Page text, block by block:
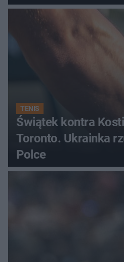
TENIS
Świątek kontra
Toronto. Ukrainka
Polce